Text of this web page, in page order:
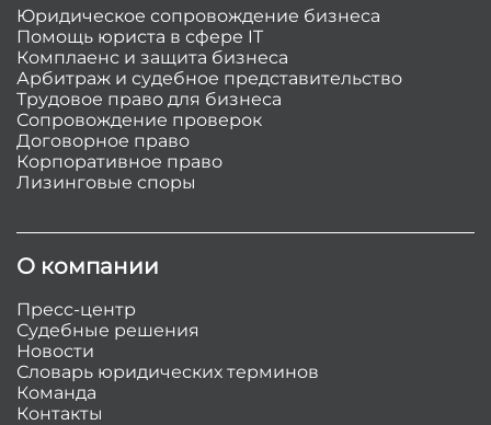
Юридическое сопровождение бизнеса
Помощь юриста в сфере IT
Комплаенс и защита бизнеса
Арбитраж и судебное представительство
Трудовое право для бизнеса
Сопровождение проверок
Договорное право
Корпоративное право
Лизинговые споры
О компании
Пресс-центр
Судебные решения
Новости
Словарь юридических терминов
Команда
Контакты